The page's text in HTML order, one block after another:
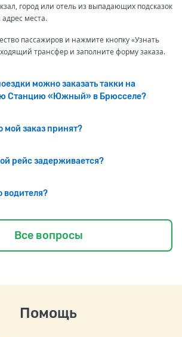
город или отель из выпадающих подсказок
места.
пассажиров и нажмите кнопку «Узнать
трансфер и заполните форму заказа.
можно заказать такки на
Станцию «Южный» в Брюсселе?
мой заказ принят?
рейс задерживается?
водителя?
Все вопросы
Помощь